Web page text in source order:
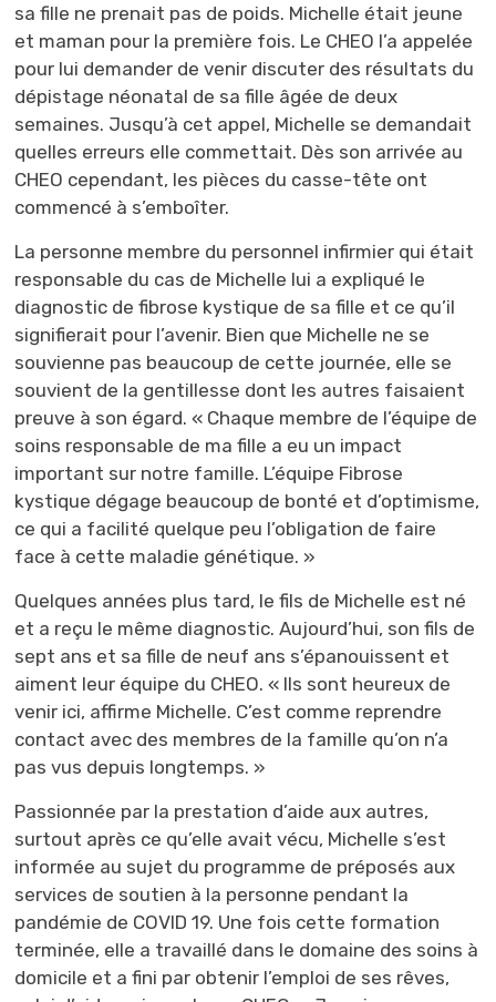
sa fille ne prenait pas de poids. Michelle était jeune
et maman pour la première fois. Le CHEO l’a appelée
pour lui demander de venir discuter des résultats du
dépistage néonatal de sa fille âgée de deux
semaines. Jusqu’à cet appel, Michelle se demandait
quelles erreurs elle commettait. Dès son arrivée au
CHEO cependant, les pièces du casse-tête ont
commencé à s’emboîter.
La personne membre du personnel infirmier qui était
responsable du cas de Michelle lui a expliqué le
diagnostic de fibrose kystique de sa fille et ce qu’il
signifierait pour l’avenir. Bien que Michelle ne se
souvienne pas beaucoup de cette journée, elle se
souvient de la gentillesse dont les autres faisaient
preuve à son égard. « Chaque membre de l’équipe de
soins responsable de ma fille a eu un impact
important sur notre famille. L’équipe Fibrose
kystique dégage beaucoup de bonté et d’optimisme,
ce qui a facilité quelque peu l’obligation de faire
face à cette maladie génétique. »
Quelques années plus tard, le fils de Michelle est né
et a reçu le même diagnostic. Aujourd’hui, son fils de
sept ans et sa fille de neuf ans s’épanouissent et
aiment leur équipe du CHEO. « Ils sont heureux de
venir ici, affirme Michelle. C’est comme reprendre
contact avec des membres de la famille qu’on n’a
pas vus depuis longtemps. »
Passionnée par la prestation d’aide aux autres,
surtout après ce qu’elle avait vécu, Michelle s’est
informée au sujet du programme de préposés aux
services de soutien à la personne pendant la
pandémie de COVID 19. Une fois cette formation
terminée, elle a travaillé dans le domaine des soins à
domicile et a fini par obtenir l’emploi de ses rêves,